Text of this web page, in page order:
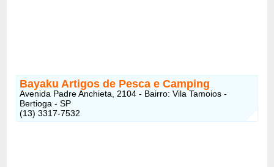
Bayaku Artigos de Pesca e Camping
Avenida Padre Anchieta, 2104 - Bairro: Vila Tamoios -
Bertioga - SP
(13) 3317-7532